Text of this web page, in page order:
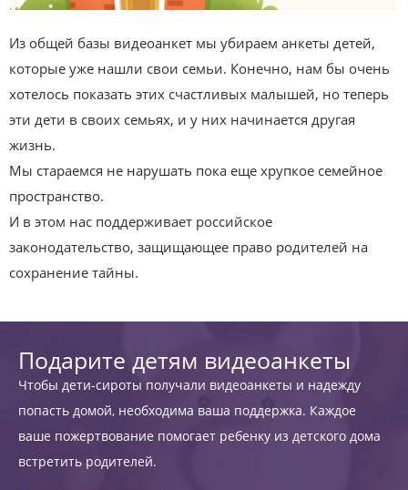
Из общей базы видеоанкет мы убираем анкеты детей,
которые уже нашли свои семьи. Конечно, нам бы очень
хотелось показать этих счастливых малышей, но теперь
эти дети в своих семьях, и у них начинается другая
жизнь.
Мы стараемся не нарушать пока еще хрупкое семейное
пространство.
И в этом нас поддерживает российское
законодательство, защищающее право родителей на
сохранение тайны.
Подарите детям видеоанкеты
Чтобы дети-сироты получали видеоанкеты и надежду
попасть домой, необходима ваша поддержка. Каждое
ваше пожертвование помогает ребенку из детского дома
встретить родителей.